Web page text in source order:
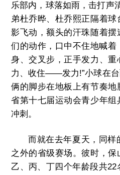
乐部内，球落如雨，击打声
弟杜乔晔、杜乔熙正隔着
影飞动，额头的汗珠随着
们的动作，口中不住地喊着
身、交叉步，正手发力、
力、收住——发力!”小球在
俩的脚步在地板上有节奏
省第十七届运动会青少年
冲刺。
而就在去年夏天，同样
之外的省级赛场。彼时，保
乙、丙、丁四个年龄段共